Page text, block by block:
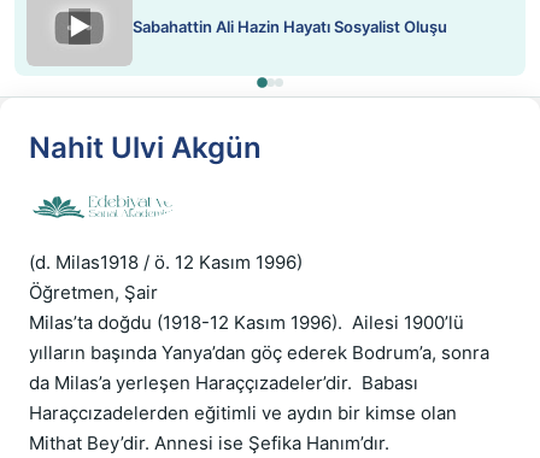
▶ Sabahattin Ali Hazin Hayatı Sosyalist Oluşu
Nahit Ulvi Akgün
(d. Milas1918 / ö. 12 Kasım 1996)
Öğretmen, Şair
Milas’ta doğdu (1918-12 Kasım 1996).  Ailesi 1900’lü
yılların başında Yanya’dan göç ederek Bodrum’a, sonra
da Milas’a yerleşen Haraççızadeler’dir.  Babası
Haraçcızadelerden eğitimli ve aydın bir kimse olan
Mithat Bey’dir. Annesi ise Şefika Hanım’dır.